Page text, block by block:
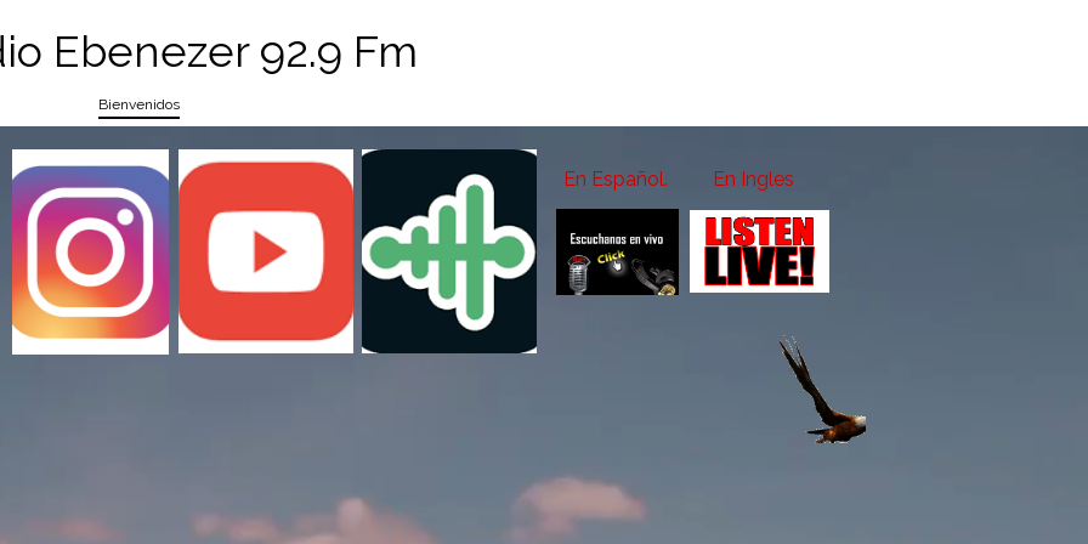
Bienvenidos
Ebenezer 92.9 Fm
En Ingles
En Español.